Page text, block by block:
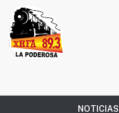
NOTICIAS